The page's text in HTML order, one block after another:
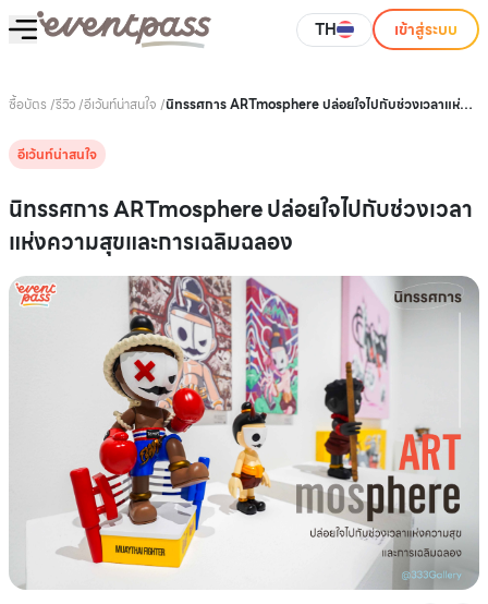
TH เข้าสู่ระบบ
ซื้อบัตร /รีวิว/อีเว้นท์น่าสนใจ /นิทรรศการ ARTmosphere ปล่อยใจไปกับช่วงเวลาแห่ง
อีเว้นท์น่าสนใจ
นิทรรศการ ARTmosphere ปล่อยใจไปกับช่วงเวลา
แห่งความสุขและการเฉลิมฉลอง